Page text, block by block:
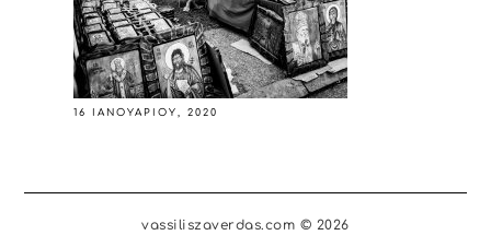
16 ΙΑΝΟΥΑΡΊΟΥ, 2020
vassiliszaverdas.com © 2026